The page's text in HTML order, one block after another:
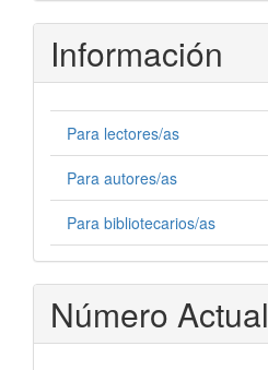
Información
Para lectores/as
Para autores/as
Para bibliotecarios/as
Número Actual